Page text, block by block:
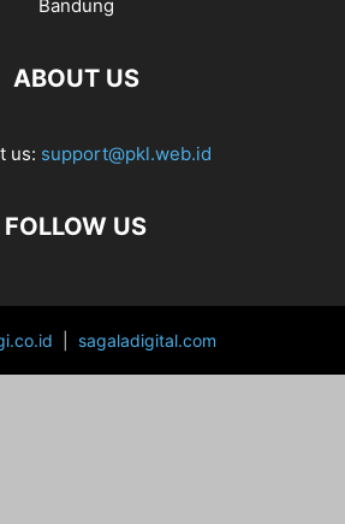
ABOUT US
us: support@pkl.web.id
FOLLOW US
sagaladigital.com